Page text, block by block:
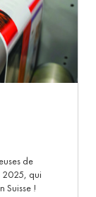
de
2025, qui
Suisse !